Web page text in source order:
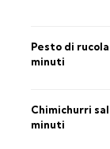
Pesto di
minuti
Chimichurri
minuti